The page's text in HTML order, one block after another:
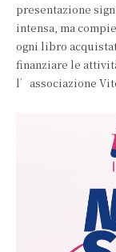
presentazione
intensa, ma
ogni libro
finanziare le
l’associazione